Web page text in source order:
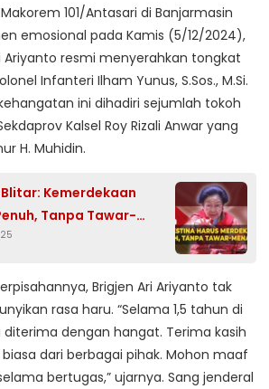
101/Antasari di Banjarmasin
emosional pada Kamis (5/12/2024),
Ariyanto resmi menyerahkan tongkat
Infanteri Ilham Yunus, S.Sos., M.Si.
ini dihadiri sejumlah tokoh
Kalsel Roy Rizali Anwar yang
H. Muhidin.
Kemerdekaan
Tanpa Tawar-
Brigjen Ari Ariyanto tak
rasa haru. “Selama 1,5 tahun di
diterima dengan hangat. Terima kasih
dari berbagai pihak. Mohon maaf
bertugas,” ujarnya. Sang jenderal